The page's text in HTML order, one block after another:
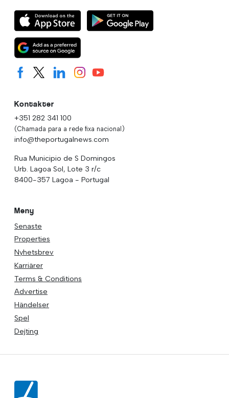
Kontakter
+351 282 341 100
(Chamada para a rede fixa nacional)
info@theportugalnews.com
Rua Municipio de S Domingos
Urb. Lagoa Sol, Lote 3 r/c
8400-357 Lagoa - Portugal
Meny
Senaste
Properties
Nyhetsbrev
Karriärer
Terms & Conditions
Advertise
Händelser
Spel
Dejting